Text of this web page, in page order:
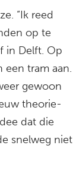
“Ik reed
op te
in Delft. Op
tram aan.
gewoon
theorie-
dat die
snelweg niet